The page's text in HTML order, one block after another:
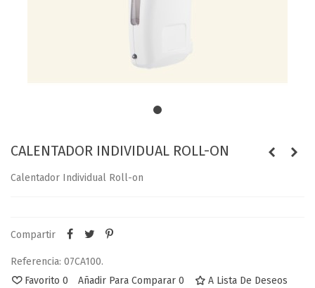
CALENTADOR INDIVIDUAL ROLL-ON
Calentador Individual Roll-on
Compartir
Referencia: 07CA100.
Favorito 0 Añadir Para Comparar 0 A Lista De Deseos